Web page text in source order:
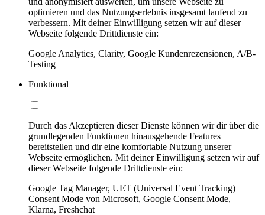
optimieren und das Nutzungserlebnis insgesamt laufend zu
verbessern. Mit deiner Einwilligung setzen wir auf dieser
Webseite folgende Drittdienste ein:
Google Analytics, Clarity, Google Kundenrezensionen, A/B-
Testing
Funktional
Durch das Akzeptieren dieser Dienste können wir dir über die
grundlegenden Funktionen hinausgehende Features
bereitstellen und dir eine komfortable Nutzung unserer
Webseite ermöglichen. Mit deiner Einwilligung setzen wir auf
dieser Webseite folgende Drittdienste ein:
Google Tag Manager, UET (Universal Event Tracking)
Consent Mode von Microsoft, Google Consent Mode,
Klarna, Freshchat